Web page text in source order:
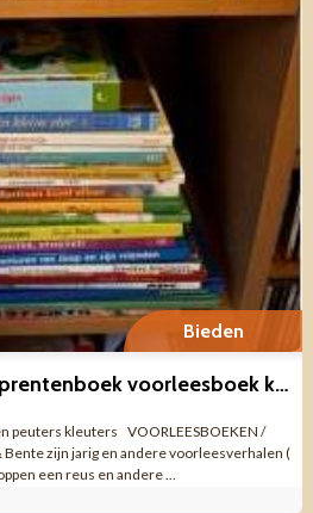
Bieden
Peuter kleuter boek prentenboek voorleesboek kartonboek
peuters kleuters VOORLEESBOEKEN /
Bente zijn jarig en andere voorleesverhalen (
een reus en andere ...